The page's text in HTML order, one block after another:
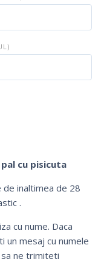
cu pisicuta
inaltimea de 28
.
cu nume. Daca
un mesaj cu numele
sa ne trimiteti